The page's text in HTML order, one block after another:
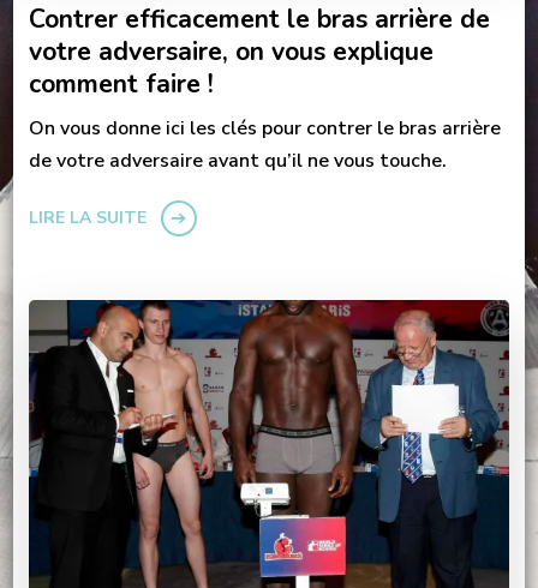
Contrer efficacement le bras arrière de
votre adversaire, on vous explique
comment faire !
On vous donne ici les clés pour contrer le bras arrière
de votre adversaire avant qu’il ne vous touche.
LIRE LA SUITE